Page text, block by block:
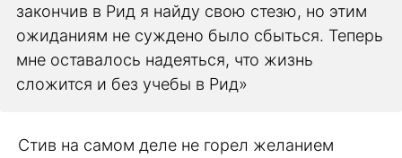
закончив в Рид я найду свою стезю, но этим
ожиданиям не суждено было сбыться. Теперь
мне оставалось надеяться, что жизнь
сложится и без учебы в Рид»
Стив на самом деле не горел желанием